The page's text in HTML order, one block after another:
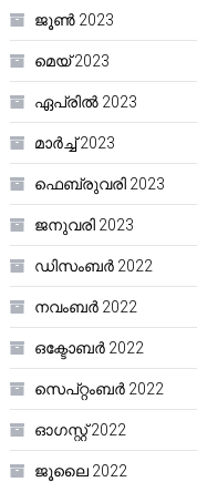
ജൂൺ 2023
മെയ്‌ 2023
ഏപ്രിൽ 2023
മാർച്ച്‌ 2023
ഫെബ്രുവരി 2023
ജനുവരി 2023
ഡിസംബർ 2022
നവംബർ 2022
ഒക്ടോബർ 2022
സെപ്റ്റംബർ 2022
ഓഗസ്റ്റ്‌ 2022
ജൂലൈ 2022